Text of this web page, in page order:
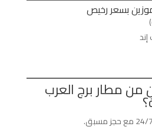
بسعر رخيص
من مطار برج العرب